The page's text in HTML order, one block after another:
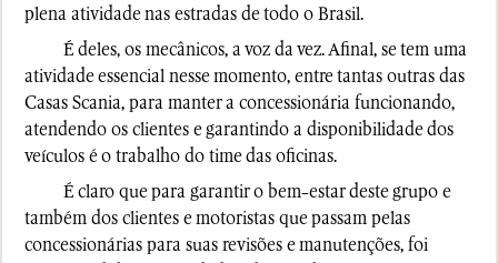
plena atividade nas estradas de todo o Brasil.
É deles, os mecânicos, a voz da vez. Afinal, se tem uma
atividade essencial nesse momento, entre tantas outras das
Casas Scania, para manter a concessionária funcionando,
atendendo os clientes e garantindo a disponibilidade dos
veículos é o trabalho do time das oficinas.
É claro que para garantir o bem-estar deste grupo e
também dos clientes e motoristas que passam pelas
concessionárias para suas revisões e manutenções, foi